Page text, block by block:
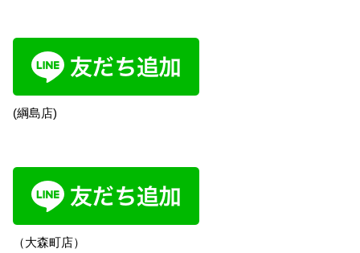
(綱島店)
（大森町店）